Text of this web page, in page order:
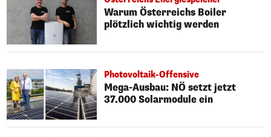
Warum Österreichs Boiler
plötzlich wichtig werden
Photovoltaik-Offensive
Mega-Ausbau: NÖ setzt jetzt
37.000 Solarmodule ein